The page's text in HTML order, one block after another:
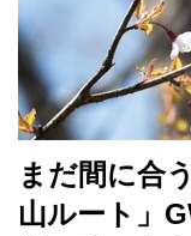
まだ間に合
山ルート」